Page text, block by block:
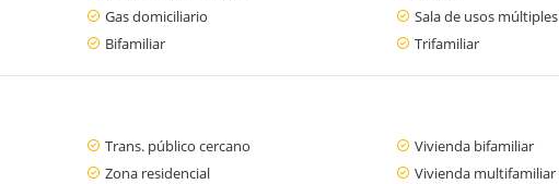
Gas domiciliario
Sala de usos múltiples
Bifamiliar Trifamiliar
Trans. público cercano
Vivienda bifamiliar
Zona residencial Vivienda multifamiliar